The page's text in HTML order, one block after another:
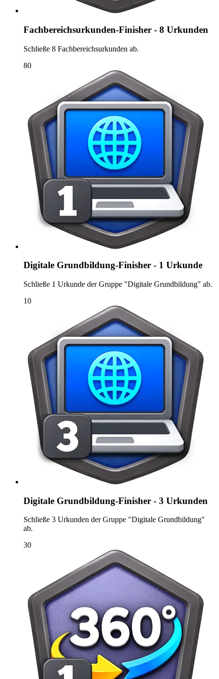
Fachbereichsurkunden-Finisher - 8 Urkunden
Schließe 8 Fachbereichsurkunden ab.
80
Digitale Grundbildung-Finisher - 1 Urkunde
Schließe 1 Urkunde der Gruppe "Digitale Grundbildung" ab.
10
Digitale Grundbildung-Finisher - 3 Urkunden
Schließe 3 Urkunden der Gruppe "Digitale Grundbildung"
ab.
30